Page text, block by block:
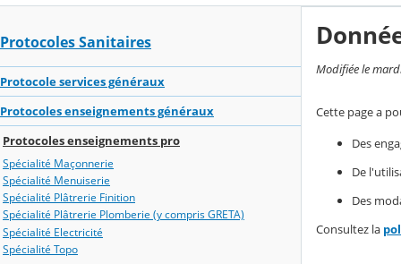
Protocoles Sanitaires
Protocole services généraux
Protocoles enseignements généraux
Protocoles enseignements pro
Spécialité Maçonnerie
Spécialité Menuiserie
Spécialité Plâtrerie Finition
Spécialité Plâtrerie Plomberie (y compris GRETA)
Spécialité Electricité
Spécialité Topo
Modifiée le
Cette page a
Des
De
Des
Consultez la